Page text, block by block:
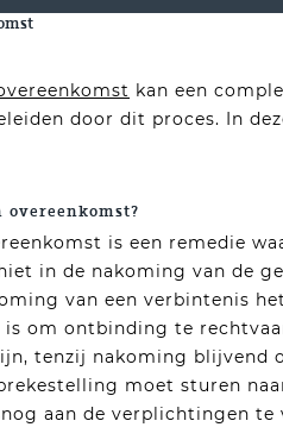
kan een
door dit proces. In
is een remedie
in de nakoming van de
van een verbintenis
om ontbinding te
tenzij nakoming
moet sturen
aan de verplichtingen te